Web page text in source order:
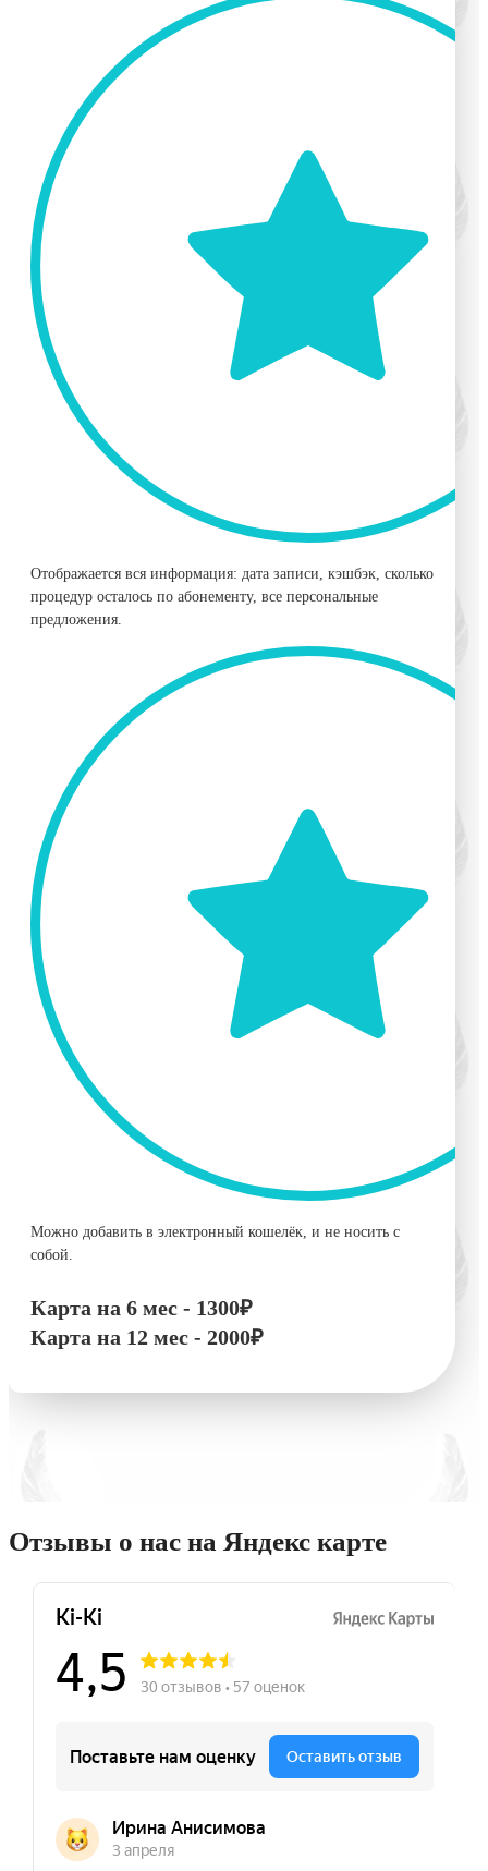
Отображается вся информация: дата записи, кэшбэк, сколько
процедур осталось по абонементу, все персональные
предложения.
Можно добавить в электронный кошелёк, и не носить с
собой.
Карта на 6 мес - 1300₽
Карта на 12 мес - 2000₽
Отзывы о нас на Яндекс карте